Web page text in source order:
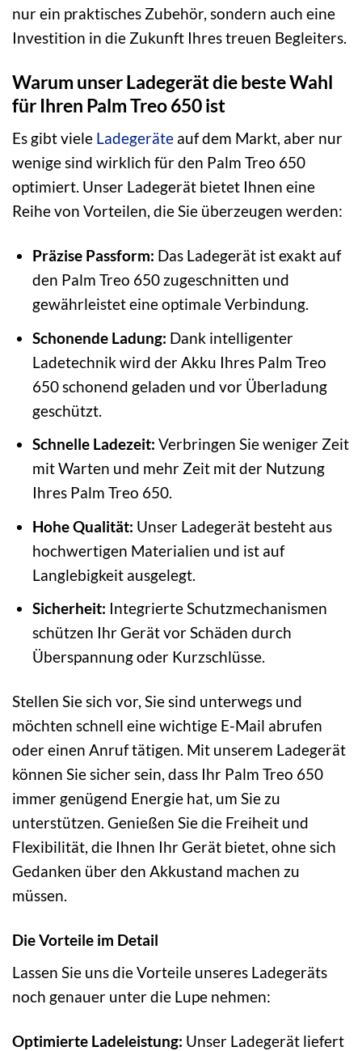
nur ein praktisches Zubehör, sondern auch eine
Investition in die Zukunft Ihres treuen Begleiters.
Warum unser Ladegerät die beste Wahl
für Ihren Palm Treo 650 ist
Es gibt viele Ladegeräte auf dem Markt, aber nur
wenige sind wirklich für den Palm Treo 650
optimiert. Unser Ladegerät bietet Ihnen eine
Reihe von Vorteilen, die Sie überzeugen werden:
Präzise Passform: Das Ladegerät ist exakt auf
den Palm Treo 650 zugeschnitten und
gewährleistet eine optimale Verbindung.
Schonende Ladung: Dank intelligenter
Ladetechnik wird der Akku Ihres Palm Treo
650 schonend geladen und vor Überladung
geschützt.
Schnelle Ladezeit: Verbringen Sie weniger Zeit
mit Warten und mehr Zeit mit der Nutzung
Ihres Palm Treo 650.
Hohe Qualität: Unser Ladegerät besteht aus
hochwertigen Materialien und ist auf
Langlebigkeit ausgelegt.
Sicherheit: Integrierte Schutzmechanismen
schützen Ihr Gerät vor Schäden durch
Überspannung oder Kurzschlüsse.
Stellen Sie sich vor, Sie sind unterwegs und
möchten schnell eine wichtige E-Mail abrufen
oder einen Anruf tätigen. Mit unserem Ladegerät
können Sie sicher sein, dass Ihr Palm Treo 650
immer genügend Energie hat, um Sie zu
unterstützen. Genießen Sie die Freiheit und
Flexibilität, die Ihnen Ihr Gerät bietet, ohne sich
Gedanken über den Akkustand machen zu
müssen.
Die Vorteile im Detail
Lassen Sie uns die Vorteile unseres Ladegeräts
noch genauer unter die Lupe nehmen:
Optimierte Ladeleistung: Unser Ladegerät liefert